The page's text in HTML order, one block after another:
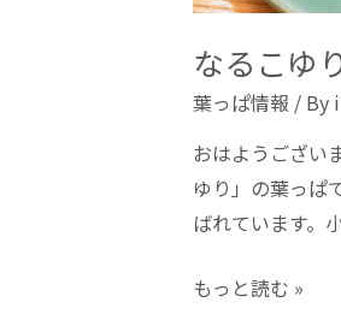
なるこゆ
葉っぱ情報 / By
おはようござい
ゆり」の葉っぱ
ばれています。
もっと読む »